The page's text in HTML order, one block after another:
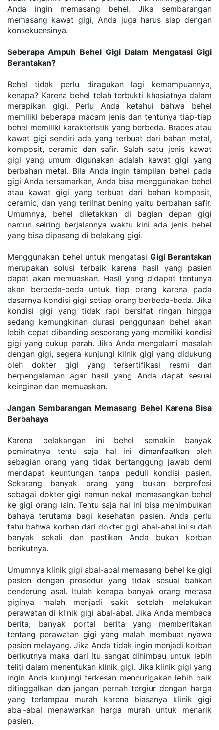
Anda ingin memasang behel. Jika sembarangan
memasang kawat gigi, Anda juga harus siap dengan
konsekuensinya.
Seberapa Ampuh Behel Gigi Dalam Mengatasi Gigi
Berantakan?
Behel tidak perlu diragukan lagi kemampuannya,
kenapa? Karena behel telah terbukti khasiatnya dalam
merapikan gigi. Perlu Anda ketahui bahwa behel
memiliki beberapa macam jenis dan tentunya tiap-tiap
behel memiliki karakteristik yang berbeda. Braces atau
kawat gigi sendiri ada yang terbuat dari bahan metal,
komposit, ceramic dan safir. Salah satu jenis kawat
gigi yang umum digunakan adalah kawat gigi yang
berbahan metal. Bila Anda ingin tampilan behel pada
gigi Anda tersamarkan, Anda bisa menggunakan behel
atau kawat gigi yang terbuat dari bahan komposit,
ceramic, dan yang terlihat bening yaitu berbahan safir.
Umumnya, behel diletakkan di bagian depan gigi
namun seiring berjalannya waktu kini ada jenis behel
yang bisa dipasang di belakang gigi.
Menggunakan behel untuk mengatasi Gigi Berantakan
merupakan solusi terbaik karena hasil yang pasien
dapat akan memuaskan. Hasil yang didapat tentunya
akan berbeda-beda untuk tiap orang karena pada
dasarnya kondisi gigi setiap orang berbeda-beda. Jika
kondisi gigi yang tidak rapi bersifat ringan hingga
sedang kemungkinan durasi penggunaan behel akan
lebih cepat dibanding seseorang yang memiliki kondisi
gigi yang cukup parah. Jika Anda mengalami masalah
dengan gigi, segera kunjungi klinik gigi yang didukung
oleh dokter gigi yang tersertifikasi resmi dan
berpengalaman agar hasil yang Anda dapat sesuai
keinginan dan memuaskan.
Jangan Sembarangan Memasang Behel Karena Bisa
Berbahaya
Karena belakangan ini behel semakin banyak
peminatnya tentu saja hal ini dimanfaatkan oleh
sebagian orang yang tidak bertanggung jawab demi
mendapat keuntungan tanpa peduli kondisi pasien.
Sekarang banyak orang yang bukan berprofesi
sebagai dokter gigi namun nekat memasangkan behel
ke gigi orang lain. Tentu saja hal ini bisa menimbulkan
bahaya terutama bagi kesehatan pasien. Anda perlu
tahu bahwa korban dari dokter gigi abal-abal ini sudah
banyak sekali dan pastikan Anda bukan korban
berikutnya.
Umumnya klinik gigi abal-abal memasang behel ke gigi
pasien dengan prosedur yang tidak sesuai bahkan
cenderung asal. Itulah kenapa banyak orang merasa
giginya malah menjadi sakit setelah melakukan
perawatan di klinik gigi abal-abal. Jika Anda membaca
berita, banyak portal berita yang memberitakan
tentang perawatan gigi yang malah membuat nyawa
pasien melayang. Jika Anda tidak ingin menjadi korban
berikutnya maka dari itu sangat dihimbau untuk lebih
teliti dalam menentukan klinik gigi. Jika klinik gigi yang
ingin Anda kunjungi terkesan mencurigakan lebih baik
ditinggalkan dan jangan pernah tergiur dengan harga
yang terlampau murah karena biasanya klinik gigi
abal-abal menawarkan harga murah untuk menarik
pasien.